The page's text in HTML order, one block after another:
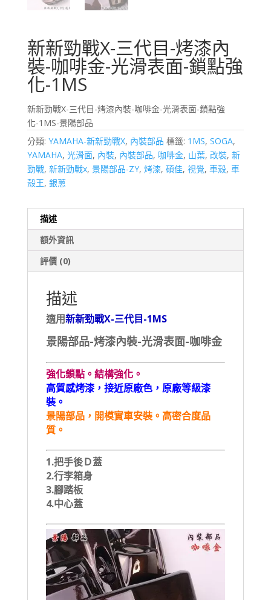
新新勁戰X-三代目-烤漆內
裝-咖啡金-光滑表面-鎖點強
化-1MS
新新勁戰X-三代目-烤漆內裝-咖啡金-光滑表面-鎖點強
化-1MS-景陽部品
分類: YAMAHA-新新勁戰X, 內裝部品 標籤: 1MS, SOGA,
YAMAHA, 光滑面, 內裝, 內裝部品, 咖啡金, 山葉, 改裝, 新
勁戰, 新新勁戰x, 景陽部品-ZY, 烤漆, 碩佳, 視覺, 車殼, 車
殼王, 銀蔥
描述
額外資訊
評價 (0)
描述
適用新新勁戰X-三代目-1MS
景陽部品-烤漆內裝-光滑表面-咖啡金
強化鎖點。結構強化。
高質感烤漆，接近原廠色，原廠等級漆
裝。
景陽部品，開模實車安裝。高密合度品
質。
1.把手後Ｄ蓋
2.行李箱身
3.腳踏板
4.中心蓋